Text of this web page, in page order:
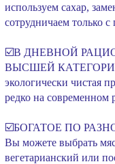
используем сахар,
сотрудничаем только
☑️В ДНЕВНОЙ
ВЫСШЕЙ КАТЕГОРИИ
экологически чистая
редко на современном
☑️БОГАТОЕ ПО
Вы можете выбрать
вегетарианский или